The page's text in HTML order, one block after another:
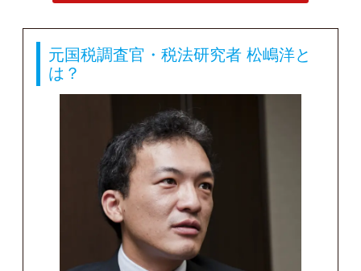
元国税調査官・税法研究者 松嶋洋と
は？